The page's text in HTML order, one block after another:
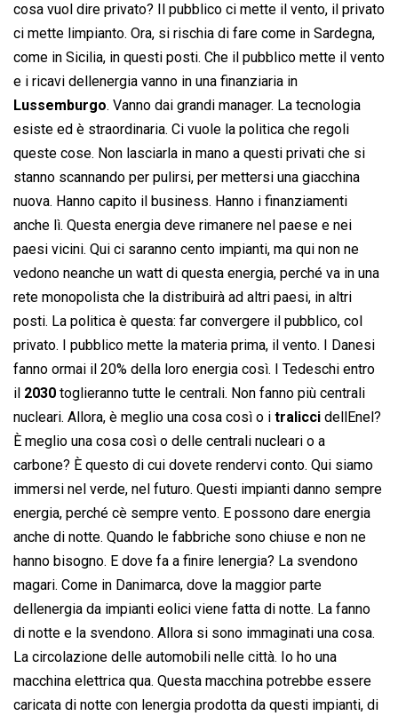
cosa vuol dire privato? Il pubblico ci mette il vento, il privato
ci mette limpianto. Ora, si rischia di fare come in Sardegna,
come in Sicilia, in questi posti. Che il pubblico mette il vento
e i ricavi dellenergia vanno in una finanziaria in
Lussemburgo. Vanno dai grandi manager. La tecnologia
esiste ed è straordinaria. Ci vuole la politica che regoli
queste cose. Non lasciarla in mano a questi privati che si
stanno scannando per pulirsi, per mettersi una giacchina
nuova. Hanno capito il business. Hanno i finanziamenti
anche lì. Questa energia deve rimanere nel paese e nei
paesi vicini. Qui ci saranno cento impianti, ma qui non ne
vedono neanche un watt di questa energia, perché va in una
rete monopolista che la distribuirà ad altri paesi, in altri
posti. La politica è questa: far convergere il pubblico, col
privato. I pubblico mette la materia prima, il vento. I Danesi
fanno ormai il 20% della loro energia così. I Tedeschi entro
il 2030 toglieranno tutte le centrali. Non fanno più centrali
nucleari. Allora, è meglio una cosa così o i tralicci dellEnel?
È meglio una cosa così o delle centrali nucleari o a
carbone? È questo di cui dovete rendervi conto. Qui siamo
immersi nel verde, nel futuro. Questi impianti danno sempre
energia, perché cè sempre vento. E possono dare energia
anche di notte. Quando le fabbriche sono chiuse e non ne
hanno bisogno. E dove fa a finire lenergia? La svendono
magari. Come in Danimarca, dove la maggior parte
dellenergia da impianti eolici viene fatta di notte. La fanno
di notte e la svendono. Allora si sono immaginati una cosa.
La circolazione delle automobili nelle città. Io ho una
macchina elettrica qua. Questa macchina potrebbe essere
caricata di notte con lenergia prodotta da questi impianti, di